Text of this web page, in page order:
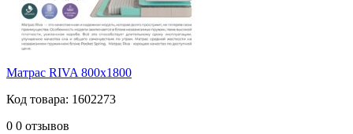
Матрас RIVA 800х1800
Код товара: 1602273
0 0 отзывов